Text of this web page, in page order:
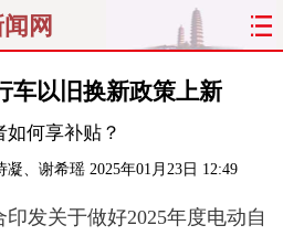
网
太原 山西
文明
车以旧换新政策上新
如何享补贴？
凝、谢希瑶 2025年01月23日 12:49
发关于做好2025年度电动自